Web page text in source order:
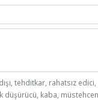
tehditkar, rahatsız
düşürücü, kaba,